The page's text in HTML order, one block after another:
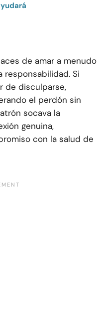
de amar a menudo
responsabilidad. Si
de disculparse,
el perdón sin
socava la
genuina,
con la salud de